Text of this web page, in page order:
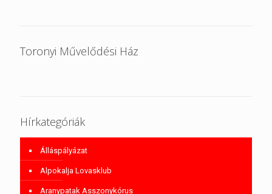
Toronyi Művelődési Ház
Hírkategóriák
Álláspályázat
Alpokalja Lovasklub
Aranypatak Asszonykórus